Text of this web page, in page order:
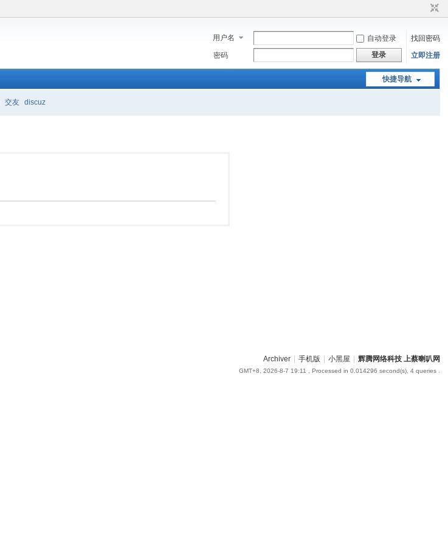
用户名 自动登录
找回密码
密码
登录 立即注册
快捷导航
交友 discuz
Archiver 手机版 小黑屋 辉腾网络科技 上蔡喇叭网
GMT+8, 2026-8-7 19:11 , Processed in 0.014296 second(s), 4 queries .